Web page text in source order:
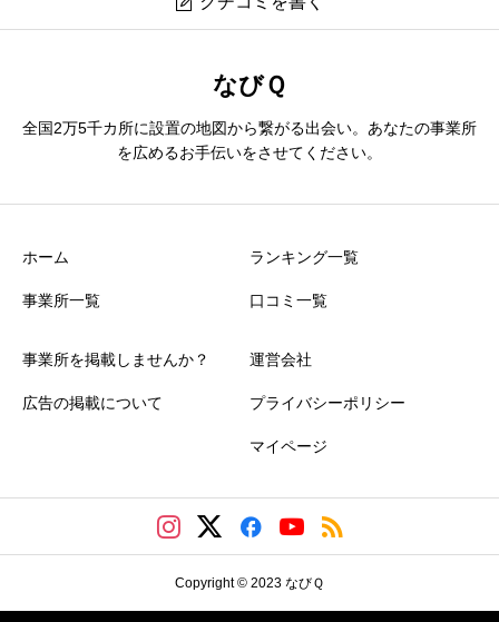
ニックネーム 必須
星の数をお選びください  
星の数をお選びください   
サービス 必須
なびＱ
全国2万5千カ所に設置の地図から繋がる出会い。あなたの事業所
を広めるお手伝いをさせてください。
ホーム
事業所一覧
ランキング一覧
口コミ一覧
事業所を掲載しませんか？
広告の掲載について
運営会社
プライバシーポリシー
マイページ
Copyright © 2023 なびＱ